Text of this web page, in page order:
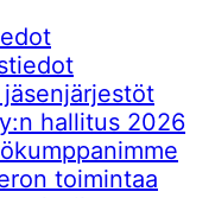
hallitus 2026
toimintaa​